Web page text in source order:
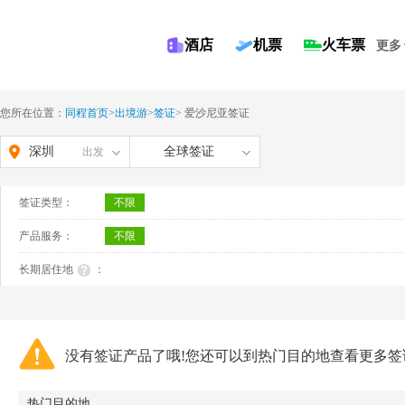
酒店 机票 火车票 更多
您所在位置： 同程首页>出境游>签证> 爱沙尼亚签证
深圳 出发 全球签证
签证类型： 不限
产品服务： 不限
长期居住地 ：
没有签证产品了哦!您还可以到热门目的地查看更多